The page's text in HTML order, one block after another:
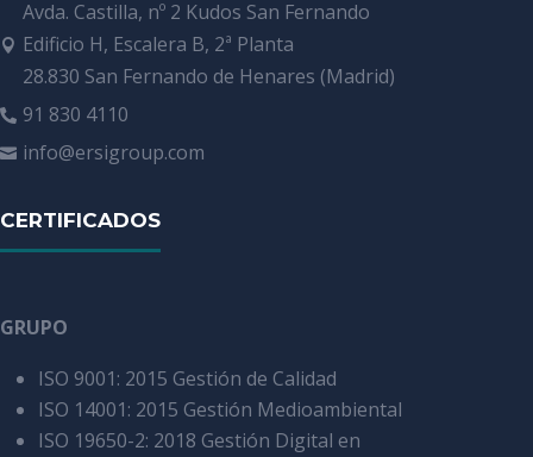

Avda. Castilla, nº 2 Kudos San Fernando
Edificio H, Escalera B, 2ª Planta
28.830 San Fernando de Henares (Madrid)
 91 830 4110
 info@ersigroup.com
CERTIFICADOS
GRUPO
ISO 9001: 2015 Gestión de Calidad
ISO 14001: 2015 Gestión Medioambiental
ISO 19650-2: 2018 Gestión Digital en